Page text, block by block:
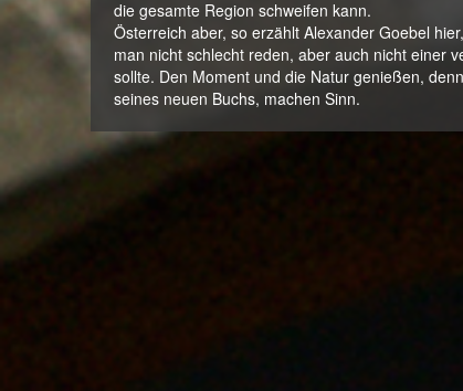
die gesamte Region schweifen kann.
Österreich aber, so erzählt Alexander Goebel
man nicht schlecht reden, aber auch nicht einer
sollte. Den Moment und die Natur genießen,
seines neuen Buchs, machen Sinn.